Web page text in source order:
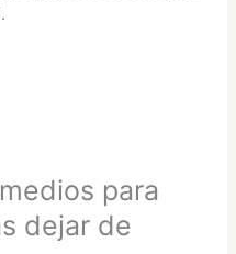
para
dejar de